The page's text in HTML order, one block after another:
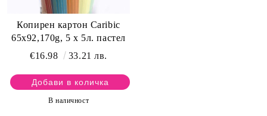
Копирен картон Caribic
65х92,170g, 5 х 5л. пастел
€16.98
33.21 лв.
В наличност